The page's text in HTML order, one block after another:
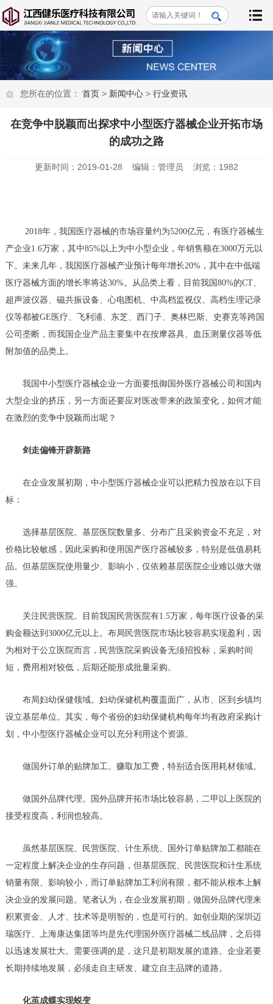
您所在的位置： 首页> 新闻中心> 行业资讯
在竞争中脱颖而出探求中小型医疗器械企业开拓市场
的成功之路
更新时间：2019-01-28 编辑：管理员 浏览：1982
2018年，我国医疗器械的市场容量约为5200亿元，有医疗器械生
产企业1.6万家，其中85%以上为中小型企业，年销售额在3000万元以
下。未来几年，我国医疗器械产业预计每年增长20%，其中在中低端
医疗器械方面的增长率将达30%。从品类上看，目前我国80%的CT、
超声波仪器、磁共振设备、心电图机、中高档监视仪、高档生理记录
仪等都被GE医疗、飞利浦、东芝、西门子、奥林巴斯、史赛克等跨国
公司垄断，而我国企业产品主要集中在按摩器具、血压测量仪器等低
附加值的品类上。
我国中小型医疗器械企业一方面要抵御国外医疗器械公司和国内
大型企业的挤压，另一方面还要应对医改带来的政策变化，如何才能
在激烈的竞争中脱颖而出呢？
剑走偏锋开辟新路
在企业发展初期，中小型医疗器械企业可以把精力投放在以下目
标：
选择基层医院。基层医院数量多、分布广且采购资金不充足，对
价格比较敏感，因此采购和使用国产医疗器械较多，特别是低值易耗
品。但基层医院使用量少、影响小，仅依赖基层医院企业难以做大做
强。
关注民营医院。目前我国民营医院有1.5万家，每年医疗设备的采
购金额达到3000亿元以上。布局民营医院市场比较容易实现盈利，因
为相对于公立医院而言，民营医院采购设备无须招投标，采购时间
短，费用相对较低，后期还能形成批量采购。
布局妇幼保健领域。妇幼保健机构覆盖面广，从市、区到乡镇均
设立基层单位。其实，每个省份的妇幼保健机构每年均有政府采购计
划，中小型医疗器械企业可以充分利用这个资源。
做国外订单的贴牌加工。赚取加工费，特别适合医用耗材领域。
做国外品牌代理。国外品牌开拓市场比较容易，二甲以上医院的
接受程度高，利润也较高。
虽然基层医院、民营医院、计生系统、国外订单贴牌加工都能在
一定程度上解决企业的生存问题，但基层医院、民营医院和计生系统
销量有限、影响较小，而订单贴牌加工利润有限，都不能从根本上解
决企业的发展问题。笔者认为，在企业发展初期，做国外品牌代理来
积累资金、人才、技术等是明智的，也是可行的。如创业期的深圳迈
瑞医疗、上海康达集团等均是先代理国外医疗器械二线品牌，之后得
以迅速发展壮大。需要强调的是，这只是初期发展的道路。企业若要
长期持续地发展，必须走自主研发、建立自主品牌的道路。
化茧成蝶实现蜕变